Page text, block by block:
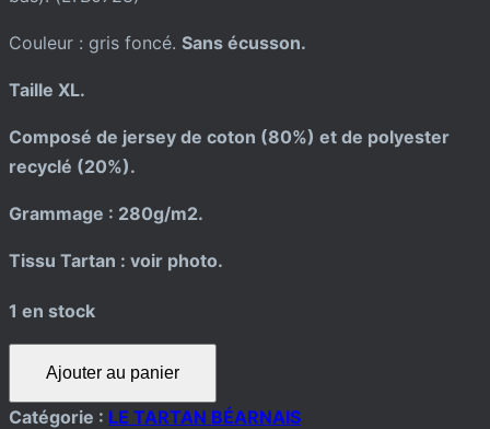
Couleur : gris foncé. Sans écusson.
Taille XL.
Composé de jersey de coton (80%) et de polyester
recyclé (20%).
Grammage : 280g/m2.
Tissu Tartan : voir photo.
1 en stock
SWEAT-
Ajouter au panier
Catégorie : LE TARTAN BÉARNAIS